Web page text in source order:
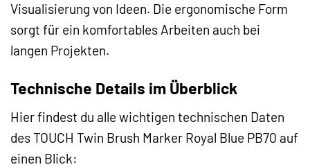
Visualisierung von Ideen. Die ergonomische Form
sorgt für ein komfortables Arbeiten auch bei
langen Projekten.
Technische Details im Überblick
Hier findest du alle wichtigen technischen Daten
des TOUCH Twin Brush Marker Royal Blue PB70 auf
einen Blick: